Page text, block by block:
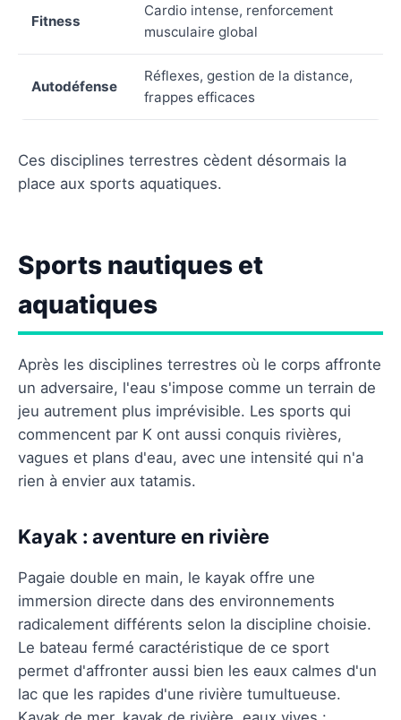
Fitness
Cardio intense, renforcement
musculaire global
Autodéfense
Réflexes, gestion de la distance,
frappes efficaces
Ces disciplines terrestres cèdent désormais la
place aux sports aquatiques.
Sports nautiques et
aquatiques
Après les disciplines terrestres où le corps affronte
un adversaire, l'eau s'impose comme un terrain de
jeu autrement plus imprévisible. Les sports qui
commencent par K ont aussi conquis rivières,
vagues et plans d'eau, avec une intensité qui n'a
rien à envier aux tatamis.
Kayak : aventure en rivière
Pagaie double en main, le kayak offre une
immersion directe dans des environnements
radicalement différents selon la discipline choisie.
Le bateau fermé caractéristique de ce sport
permet d'affronter aussi bien les eaux calmes d'un
lac que les rapides d'une rivière tumultueuse.